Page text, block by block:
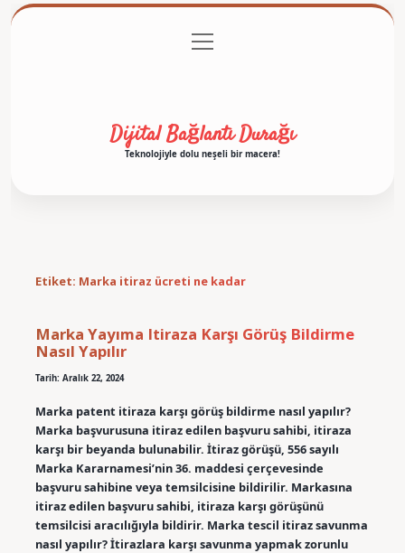
Gizlilik Politikası
menüyü
aç
Dijital Bağlantı Durağı
Teknolojiyle dolu neşeli bir macera!
Etiket: Marka itiraz ücreti ne kadar
Marka Yayıma Itiraza Karşı Görüş Bildirme
Nasıl Yapılır
Tarih: Aralık 22, 2024
Marka patent itiraza karşı görüş bildirme nasıl yapılır?
Marka başvurusuna itiraz edilen başvuru sahibi, itiraza
karşı bir beyanda bulunabilir. İtiraz görüşü, 556 sayılı
Marka Kararnamesi’nin 36. maddesi çerçevesinde
başvuru sahibine veya temsilcisine bildirilir. Markasına
itiraz edilen başvuru sahibi, itiraza karşı görüşünü
temsilcisi aracılığıyla bildirir. Marka tescil itiraz savunma
nasıl yapılır? İtirazlara karşı savunma yapmak zorunlu